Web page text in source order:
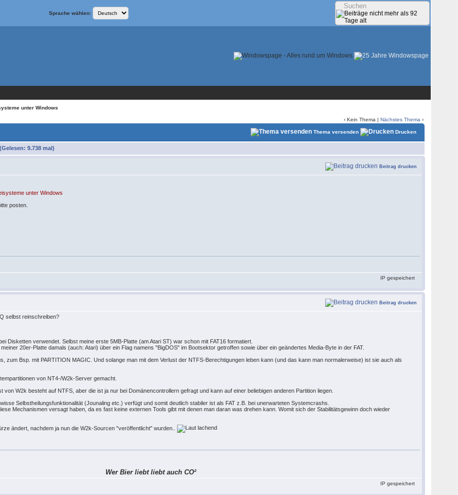
Sprache wählen:
unter Windows
‹ Kein Thema |Nächstes Thema ›
Thema versenden Drucken
9.738 mal)
Beitrag drucken
unter Windows
posten.
IP gespeichert
Beitrag drucken
selbst reinschreiben?
Disketten verwendet. Selbst meine erste 5MB-Platte (am Atari ST) war schon mit FAT16 formatiert.
20er-Platte damals (auch: Atari) über ein Flag namens "BigDOS" im Bootsektor getroffen sowie über ein geändertes Media-Byte in der FAT.
zum Bsp. mit PARTITION MAGIC. Und solange man mit dem Verlust der NTFS-Berechtigungen leben kann (und das kann man normalerweise) ist sie auch als
von NT4-/W2k-Server gemacht.
von W2k besteht auf NTFS, aber die ist ja nur bei Domänencontrollern gefragt und kann auf einer beliebigen anderen Partition liegen.
Selbstheilungsfunktionalität (Jounaling etc.) verfügt und somit deutlich stabiler ist als FAT z.B. bei unerwarteten Systemcrashs.
Mechanismen versagt haben, da es fast keine externen Tools gibt mit denen man daran was drehen kann. Womit sich der Stabilitätsgewinn doch wieder
ändert, nachdem ja nun die W2k-Sourcen "veröffentlicht" wurden..
Wer Bier liebt liebt auch CO²
IP gespeichert